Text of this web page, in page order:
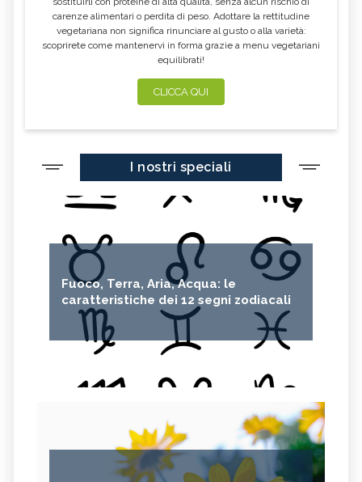
carenze alimentari o perdita di peso. Adottare la rettitudine
vegetariana non significa rinunciare al gusto o alla varietà:
scoprirete come mantenervi in forma grazie a menu vegetariani
equilibrati!
CLICCA QUI
I nostri speciali
Fuoco, Terra, Aria, Acqua: le
caratteristiche dei 12 segni zodiacali